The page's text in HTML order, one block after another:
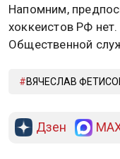
Напомним,
хоккеистов РФ
Общественной
ВЯЧЕСЛАВ
Дзен